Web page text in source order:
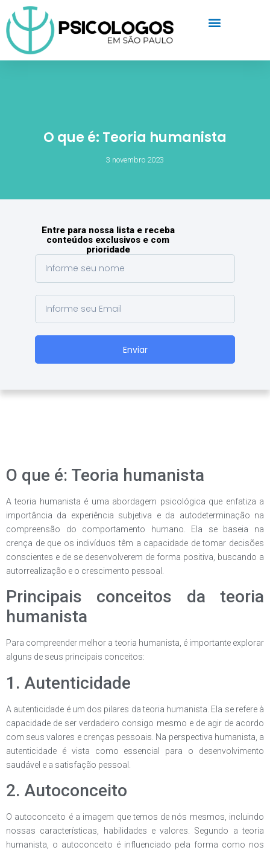
O que é: Teoria humanista
3 novembro 2023
Enviar
Entre para nossa lista e receba
conteúdos exclusivos e com
prioridade
O que é: Teoria humanista
A teoria humanista é uma abordagem psicológica que enfatiza a
importância da experiência subjetiva e da autodeterminação na
compreensão do comportamento humano. Ela se baseia na
crença de que os indivíduos têm a capacidade de tomar decisões
conscientes e de se desenvolverem de forma positiva, buscando a
autorrealização e o crescimento pessoal.
Principais conceitos da teoria
humanista
Para compreender melhor a teoria humanista, é importante explorar
alguns de seus principais conceitos:
1. Autenticidade
A autenticidade é um dos pilares da teoria humanista. Ela se refere à
capacidade de ser verdadeiro consigo mesmo e de agir de acordo
com seus valores e crenças pessoais. Na perspectiva humanista, a
autenticidade é vista como essencial para o desenvolvimento
saudável e a satisfação pessoal.
2. Autoconceito
O autoconceito é a imagem que temos de nós mesmos, incluindo
nossas características, habilidades e valores. Segundo a teoria
humanista, o autoconceito é influenciado pela forma como nos